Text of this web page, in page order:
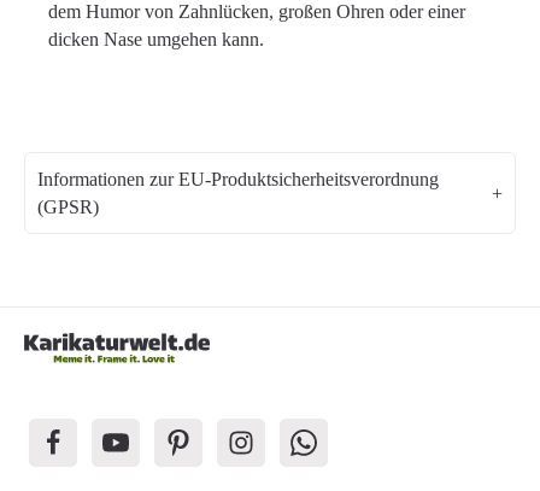
dem Humor von Zahnlücken, großen Ohren oder einer
dicken Nase umgehen kann.
Informationen zur EU-Produktsicherheitsverordnung
(GPSR)